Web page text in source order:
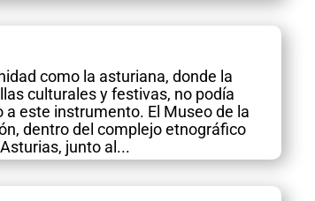
como la asturiana, donde la
culturales y festivas, no podía
este instrumento. El Museo de la
dentro del complejo etnográfico
junto al...